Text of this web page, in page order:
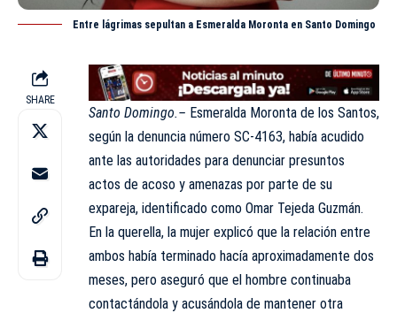
Entre lágrimas sepultan a Esmeralda Moronta en Santo Domingo
SHARE
Santo Domingo.– Esmeralda Moronta de los Santos,
según la denuncia número SC-4163, había acudido
ante las autoridades para denunciar presuntos
actos de acoso y amenazas por parte de su
expareja, identificado como Omar Tejeda Guzmán.
En la querella, la mujer explicó que la relación entre
ambos había terminado hacía aproximadamente dos
meses, pero aseguró que el hombre continuaba
contactándola y acusándola de mantener otra